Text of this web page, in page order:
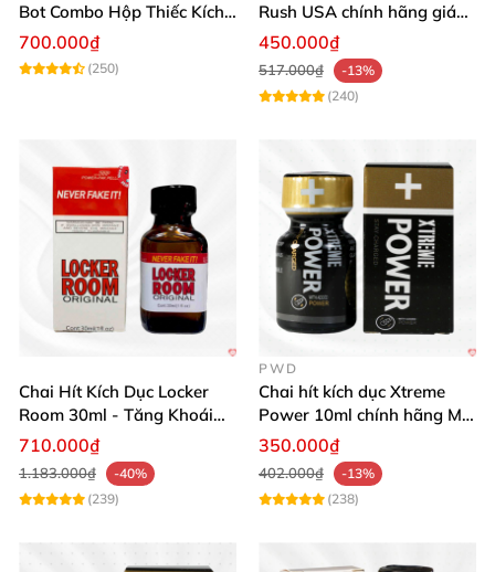
Bot Combo Hộp Thiếc Kích
Thích Mua
700.000₫
(250)
Rush USA chính hãng giá
tốt
450.000₫
517.000₫
-13%
(240)
Chai Hít Kích Dục Locker
Room 30ml - Tăng Khoái
Cảm Đỉnh Cao
710.000₫
1.183.000₫
-40%
(239)
PWD
Chai hít kích dục Xtreme
Power 10ml chính hãng Mỹ
USA PWD
350.000₫
402.000₫
-13%
(238)